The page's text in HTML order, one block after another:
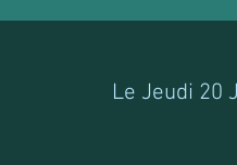
Le Jeudi 20